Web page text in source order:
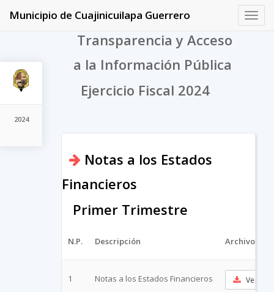
2024
Municipio de Cuajinicuilapa Guerrero
Transparencia y Acceso
a la Información Pública
Ejercicio Fiscal 2024
Notas a los Estados
Financieros
Primer Trimestre
N.P. Descripción Archivo
1 Notas a los Estados Financieros Ver